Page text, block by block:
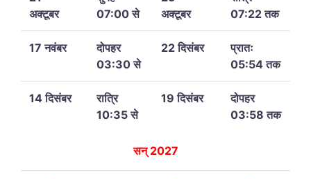
अक्टूबर
07:00 से
अक्टूबर
07:22 तक
17 नवंबर
दोपहर
03:30 से
22 दिसंबर
प्रातः
05:54 तक
14 दिसंबर
रात्रि
10:35 से
19 दिसंबर
दोपहर
03:58 तक
सन् 2027